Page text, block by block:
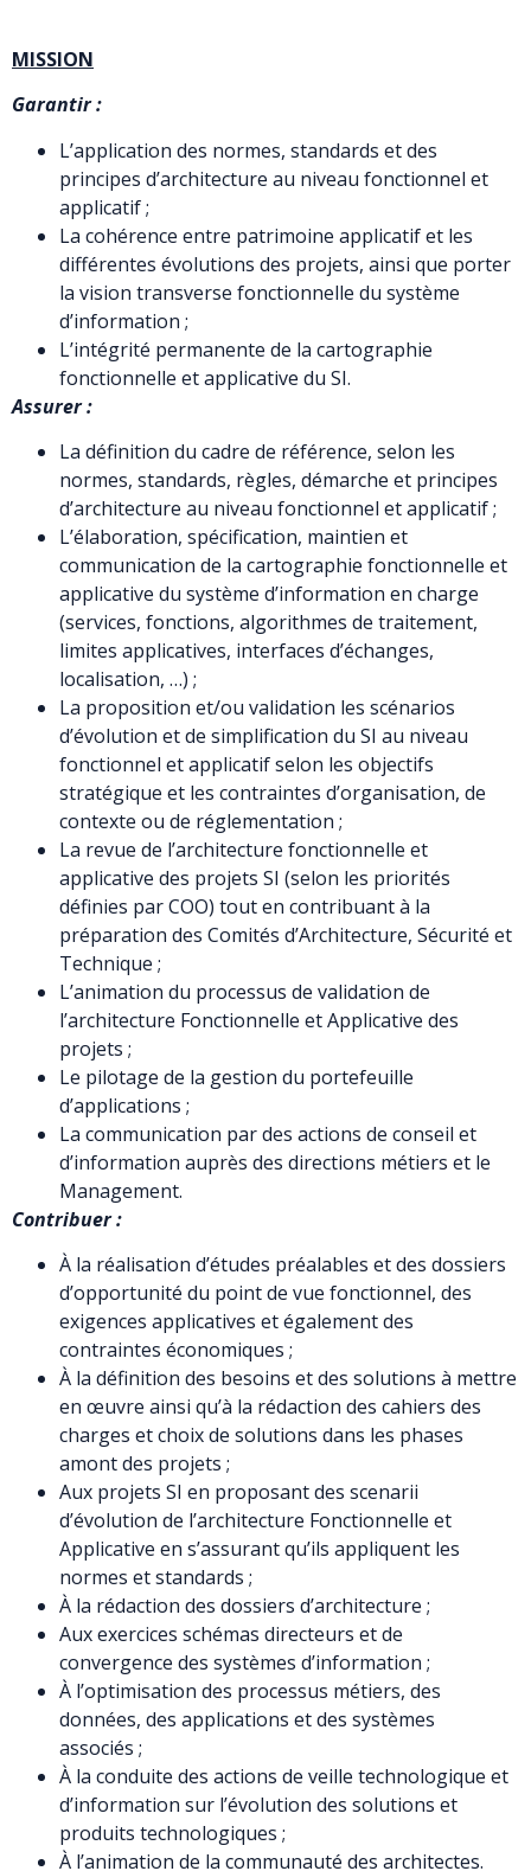
MISSION
Garantir :
L’application des normes, standards et des
principes d’architecture au niveau fonctionnel et
applicatif ;
La cohérence entre patrimoine applicatif et les
différentes évolutions des projets, ainsi que porter
la vision transverse fonctionnelle du système
d’information ;
L’intégrité permanente de la cartographie
fonctionnelle et applicative du SI.
Assurer :
La définition du cadre de référence, selon les
normes, standards, règles, démarche et principes
d’architecture au niveau fonctionnel et applicatif ;
L’élaboration, spécification, maintien et
communication de la cartographie fonctionnelle et
applicative du système d’information en charge
(services, fonctions, algorithmes de traitement,
limites applicatives, interfaces d’échanges,
localisation, …) ;
La proposition et/ou validation les scénarios
d’évolution et de simplification du SI au niveau
fonctionnel et applicatif selon les objectifs
stratégique et les contraintes d’organisation, de
contexte ou de réglementation ;
La revue de l’architecture fonctionnelle et
applicative des projets SI (selon les priorités
définies par COO) tout en contribuant à la
préparation des Comités d’Architecture, Sécurité et
Technique ;
L’animation du processus de validation de
l’architecture Fonctionnelle et Applicative des
projets ;
Le pilotage de la gestion du portefeuille
d’applications ;
La communication par des actions de conseil et
d’information auprès des directions métiers et le
Management.
Contribuer :
À la réalisation d’études préalables et des dossiers
d’opportunité du point de vue fonctionnel, des
exigences applicatives et également des
contraintes économiques ;
À la définition des besoins et des solutions à mettre
en œuvre ainsi qu’à la rédaction des cahiers des
charges et choix de solutions dans les phases
amont des projets ;
Aux projets SI en proposant des scenarii
d’évolution de l’architecture Fonctionnelle et
Applicative en s’assurant qu’ils appliquent les
normes et standards ;
À la rédaction des dossiers d’architecture ;
Aux exercices schémas directeurs et de
convergence des systèmes d’information ;
À l’optimisation des processus métiers, des
données, des applications et des systèmes
associés ;
À la conduite des actions de veille technologique et
d’information sur l’évolution des solutions et
produits technologiques ;
À l’animation de la communauté des architectes.